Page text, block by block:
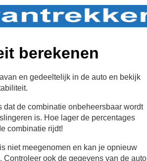
berekenen
en gedeeltelijk in de auto en bekijk
dat de combinatie onbeheersbaar wordt
is. Hoe lager de percentages
combinatie rijdt!
niet meegenomen en kan je opnieuw
Controleer ook de gegevens van de auto